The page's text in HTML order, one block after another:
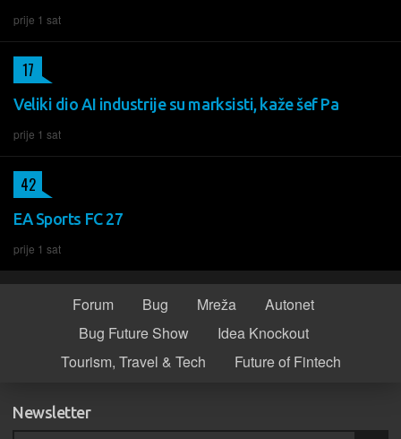
prije 1 sat
Veliki dio AI industrije su marksisti, kaže šef Pa
prije 1 sat
17
EA Sports FC 27
prije 1 sat
42
Forum Bug Mreža
Autonet
Bug Future Show
Idea Knockout
Tourism, Travel & Tech
Future of Fintech
Newsletter